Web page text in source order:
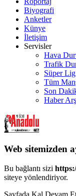
Biyografi
Anketler
Künye
İletişim
Servisler
Hava
Trafik
Süper
Tüm
Son
Haber
Web sitemizden
Bu bağlantı sizi
siteye yönlendiriyor.